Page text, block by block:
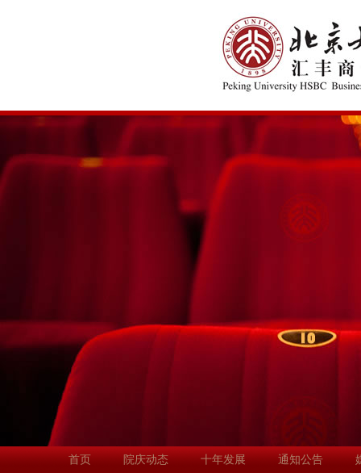
首页 院庆动态 十年发展 通知公告